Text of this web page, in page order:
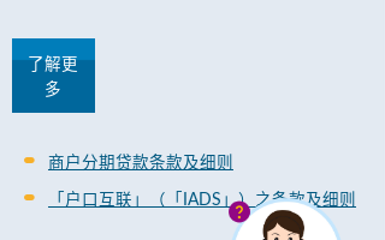
了解更
多
商户分期贷款条款及细则
「户口互联」（「IADS」）之条款及细则